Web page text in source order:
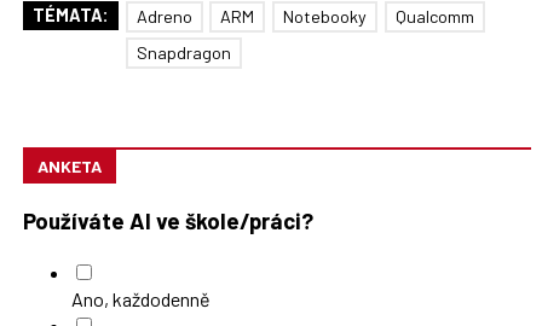
TÉMATA: Adreno ARM Notebooky
Qualcomm
Snapdragon
ANKETA
Používáte AI ve škole/práci?
Ano, každodenně